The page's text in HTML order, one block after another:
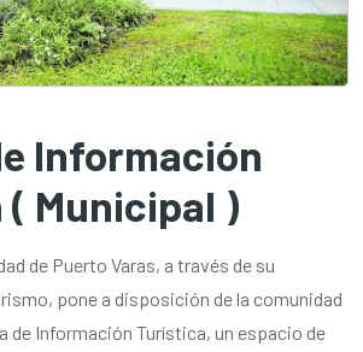
Información
Municipal )
de Puerto Varas, a través de su
pone a disposición de la comunidad
de Información Turística, un espacio de